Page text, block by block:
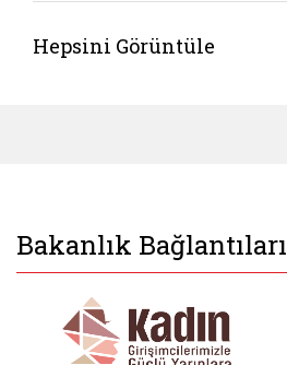
Hepsini Görüntüle
Bakanlık Bağlantıları